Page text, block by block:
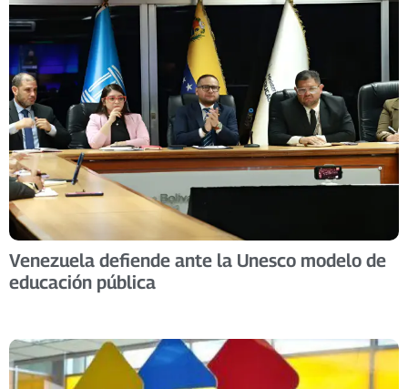
Venezuela defiende ante la Unesco modelo de
educación pública